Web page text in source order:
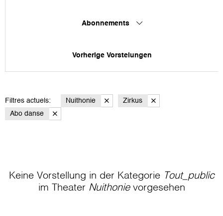
Abonnements
Vorherige Vorstelungen
Filtres actuels: Nuithonie
Zirkus
Abo danse
Keine Vorstellung in der Kategorie Tout_public
im Theater Nuithonievorgesehen